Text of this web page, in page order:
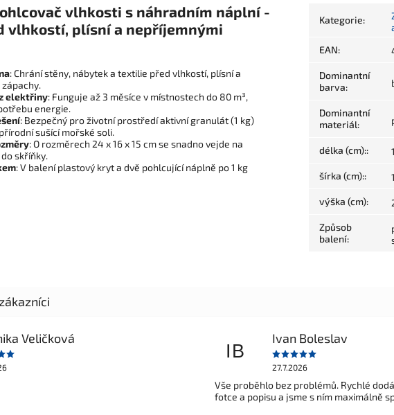
vlhkosti s náhradním náplní -
vlhkostí, plísní a nepříjemnými
: Chrání stěny, nábytek a textilie před vlhkostí, plísní a
elektřiny: Funguje až 3 měsíce v místnostech do 80 m³,
energie.
: Bezpečný pro životní prostředí aktivní granulát (1 kg)
sušící mořské soli.
: O rozměrech 24 x 16 x 15 cm se snadno vejde na
skříňky.
: V balení plastový kryt a dvě pohlcující náplně po 1 kg
Kategorie:
EAN:
Dominantní
barva:
Dominantní
materiál:
délka (cm)::
šírka (cm)::
výška (cm):
Způsob
balení:
Veličková
IB
Ivan Boleslav
27.7.2026
Vše proběhlo bez problémů. Rychlé
fotce a popisu a jsme s ním maximálně